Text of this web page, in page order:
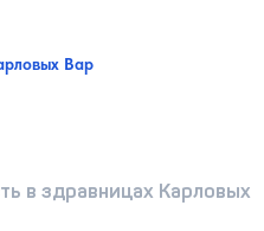
Вар
в здравницах Карловых